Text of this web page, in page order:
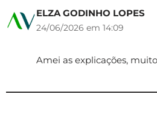
ELZA GODINHO LOPES
24/06/2026 em 14:09
Amei as explicações,